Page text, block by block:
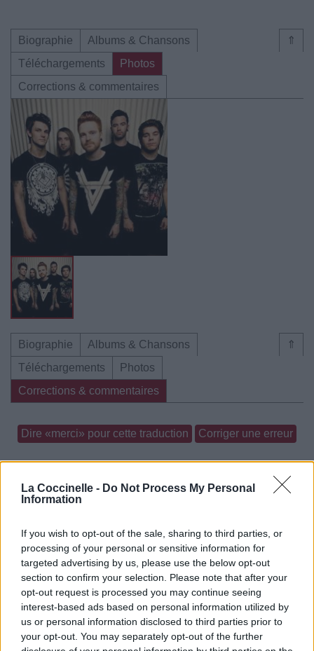
La Coccinelle - Do Not Process My Personal
Information
If you wish to opt-out of the sale, sharing to third parties, or
processing of your personal or sensitive information for
targeted advertising by us, please use the below opt-out
section to confirm your selection. Please note that after your
opt-out request is processed you may continue seeing
interest-based ads based on personal information utilized by
us or personal information disclosed to third parties prior to
your opt-out. You may separately opt-out of the further
⇑
Biographie
Albums & Chansons
Téléchargements
Photos
Corrections & commentaires
⇑
Biographie
Albums & Chansons
Téléchargements
Photos
Corrections & commentaires
Dire «merci» pour cette traduction Corriger une erreur